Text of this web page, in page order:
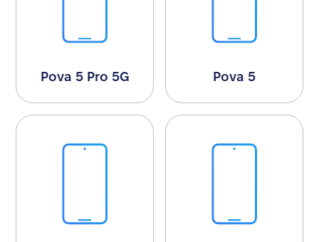
Pova 5 Pro 5G Pova 5